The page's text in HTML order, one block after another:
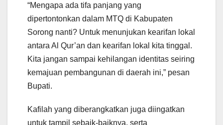
“Mengapa ada tifa panjang yang
dipertontonkan dalam MTQ di Kabupaten
Sorong nanti? Untuk menunjukan kearifan lokal
antara Al Qur’an dan kearifan lokal kita tinggal.
Kita jangan sampai kehilangan identitas seiring
kemajuan pembangunan di daerah ini,” pesan
Bupati.
Kafilah yang diberangkatkan juga diingatkan
untuk tampil sebaik-baiknya, serta